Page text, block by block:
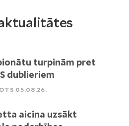
turpinām pret
dublieriem
05.08.26.
aicina uzsākt